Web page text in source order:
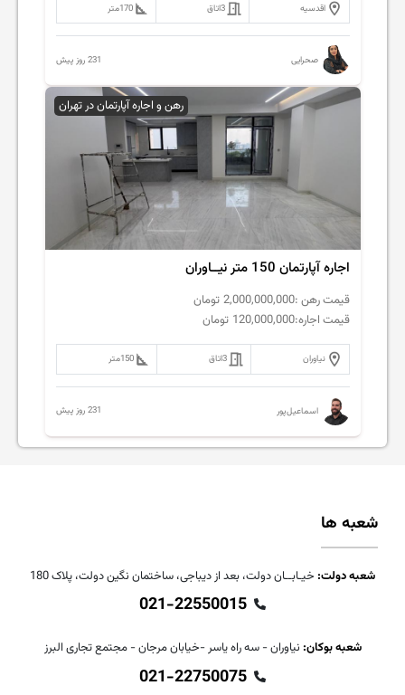
اقدسیه 3اتاق 170متر
صحرایی 231 روز پیش
رهن و اجاره آپارتمان در تهران
اجاره آپارتمان 150 متر نیــاوران
قیمت رهن :2,000,000,000 تومان
قیمت اجاره:120,000,000 تومان
نیاوران 3اتاق 150متر
اسماعیل‌پور 231 روز پیش
شعبه ها
شعبه دولت: خیـابــان دولت، بعد از دیباجی، ساختمان نگین دولت، پلاک 180
021-22550015
شعبه بوکان: نیاوران - سه راه یاسر -خیابان مرجان - مجتمع تجاری البرز
021-22750075